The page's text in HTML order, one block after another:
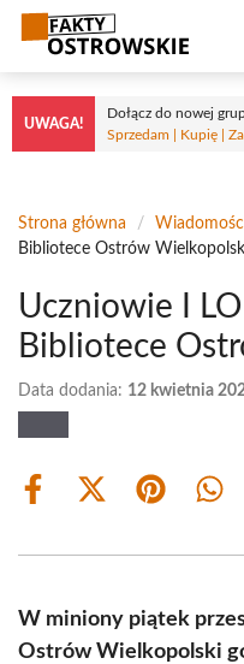
Przejdź
treści
UWAGA!
Dołącz do nowej
Sprzedam | Kupię |
Strona główna /
Bibliotece Ostrów
Uczniowie I
Bibliotece
Data dodania: 12 kwietnia
Share
Share
(Twitter)
Share
W miniony piątek
Ostrów Wielkopolski